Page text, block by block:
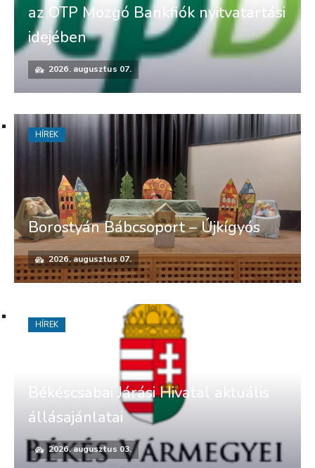
az OTP Mozgó Bankfiók nyitvatartási
idejében
2026. augusztus 07.
Borostyán Bábcsoport – Újkígyós
2026. augusztus 07.
HÍREK
Békéscsabai Járási Hivatal aktuális
állásajánlatai
2026. augusztus 03.
HÍREK